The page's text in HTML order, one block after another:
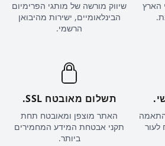
הארץ
שיווק מורשה של מותגי הפרימיום
הבינלאומיים, ישירות מהיבואן
הרשמי.
לעור
תשלום מאובטח SSL.
האתר מוצפן ומאובטח תחת
תקני אבטחת המידע המחמירים
ביותר.